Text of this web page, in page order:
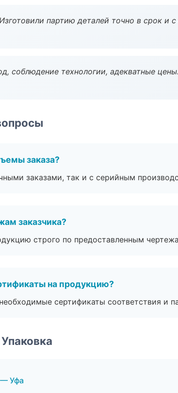
партию деталей точно в срок и
соблюдение технологии, адекватные
заказа?
заказами, так и с серийным
заказчика?
строго по предоставленным
на продукцию?
сертификаты соответствия и
Уфа